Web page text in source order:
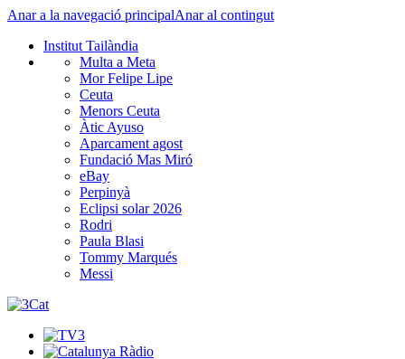
Anar a la navegació principalAnar al contingut
Institut Tailàndia
Multa a Meta
Mor Felipe Lipe
Ceuta
Menors Ceuta
Àtic Ayuso
Aparcament agost
Fundació Mas Miró
eBay
Perpinyà
Eclipsi solar 2026
Rodri
Paula Blasi
Tommy Marqués
Messi